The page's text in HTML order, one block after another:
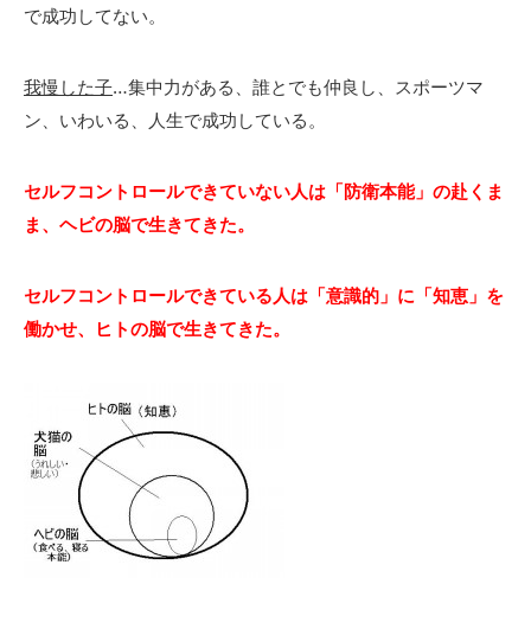
で成功してない。
我慢した子…集中力がある、誰とでも仲良し、スポーツマ
ン、いわいる、人生で成功している。
セルフコントロールできていない人は「防衛本能」の赴くま
ま、ヘビの脳で生きてきた。
セルフコントロールできている人は「意識的」に「知恵」を
働かせ、ヒトの脳で生きてきた。